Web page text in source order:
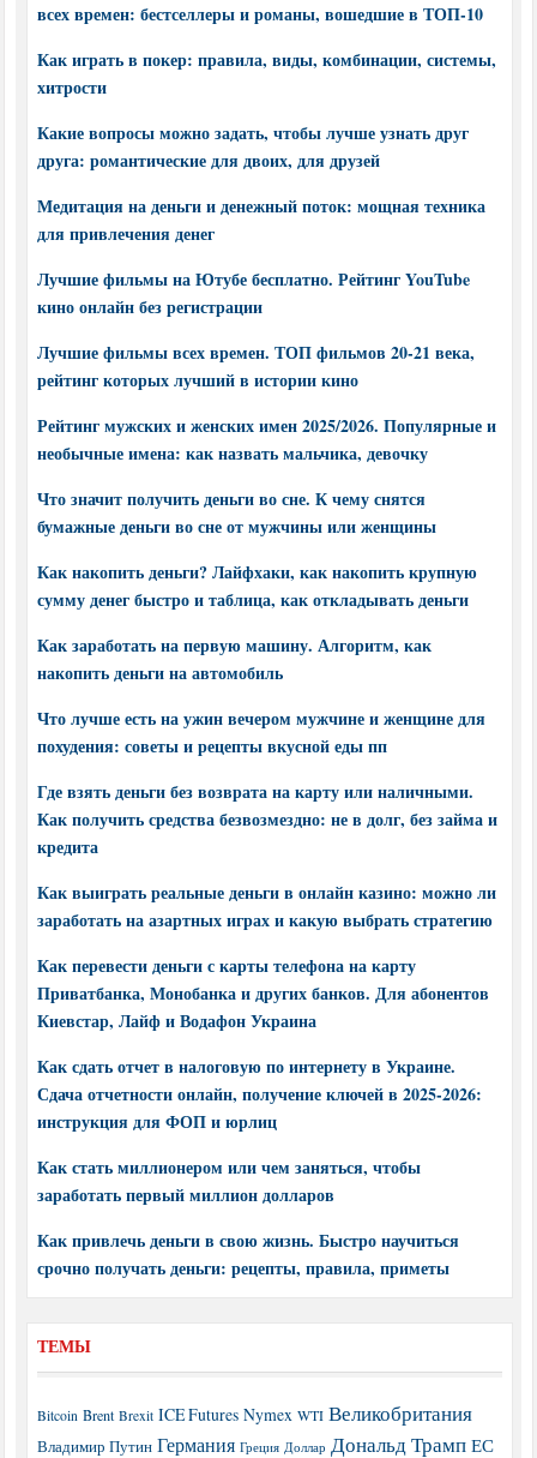
всех времен: бестселлеры и романы, вошедшие в ТОП-10
Как играть в покер: правила, виды, комбинации, системы,
хитрости
Какие вопросы можно задать, чтобы лучше узнать друг
друга: романтические для двоих, для друзей
Медитация на деньги и денежный поток: мощная техника
для привлечения денег
Лучшие фильмы на Ютубе бесплатно. Рейтинг YouTube
кино онлайн без регистрации
Лучшие фильмы всех времен. ТОП фильмов 20-21 века,
рейтинг которых лучший в истории кино
Рейтинг мужских и женских имен 2025/2026. Популярные и
необычные имена: как назвать мальчика, девочку
Что значит получить деньги во сне. К чему снятся
бумажные деньги во сне от мужчины или женщины
Как накопить деньги? Лайфхаки, как накопить крупную
сумму денег быстро и таблица, как откладывать деньги
Как заработать на первую машину. Алгоритм, как
накопить деньги на автомобиль
Что лучше есть на ужин вечером мужчине и женщине для
похудения: советы и рецепты вкусной еды пп
Где взять деньги без возврата на карту или наличными.
Как получить средства безвозмездно: не в долг, без займа и
кредита
Как выиграть реальные деньги в онлайн казино: можно ли
заработать на азартных играх и какую выбрать стратегию
Как перевести деньги с карты телефона на карту
Приватбанка, Монобанка и других банков. Для абонентов
Киевстар, Лайф и Водафон Украина
Как сдать отчет в налоговую по интернету в Украине.
Сдача отчетности онлайн, получение ключей в 2025-2026:
инструкция для ФОП и юрлиц
Как стать миллионером или чем заняться, чтобы
заработать первый миллион долларов
Как привлечь деньги в свою жизнь. Быстро научиться
срочно получать деньги: рецепты, правила, приметы
ТЕМЫ
Bitcoin Brent Brexit ICE Futures Nymex WTI Великобритания
Владимир Путин Германия Греция Доллар Дональд Трамп ЕС